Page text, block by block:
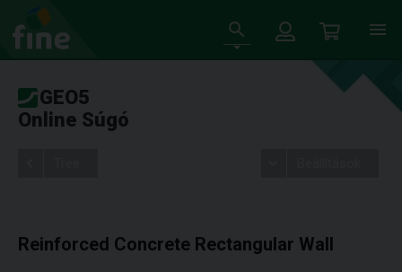
GEO5
Online Súgó
Reinforced Concrete Rectangular Wall